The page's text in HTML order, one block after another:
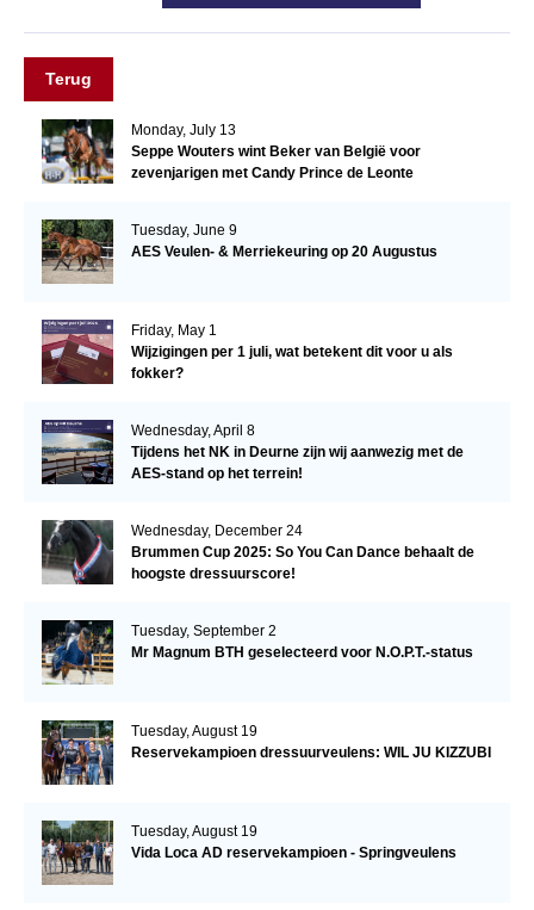
Terug
Monday, July 13
Seppe Wouters wint Beker van België voor
zevenjarigen met Candy Prince de Leonte
Tuesday, June 9
AES Veulen- & Merriekeuring op 20 Augustus
Friday, May 1
Wijzigingen per 1 juli, wat betekent dit voor u als
fokker?
Wednesday, April 8
Tijdens het NK in Deurne zijn wij aanwezig met de
AES-stand op het terrein!
Wednesday, December 24
Brummen Cup 2025: So You Can Dance behaalt de
hoogste dressuurscore!
Tuesday, September 2
Mr Magnum BTH geselecteerd voor N.O.P.T.-status
Tuesday, August 19
Reservekampioen dressuurveulens: WIL JU KIZZUBI
Tuesday, August 19
Vida Loca AD reservekampioen - Springveulens